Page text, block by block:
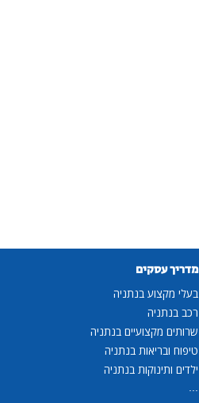
מדריך עסקים
בעלי מקצוע בנתניה
רכב בנתניה
שרותים מקצועיים בנתניה
טיפוח ובריאות בנתניה
ילדים ותינוקות בנתניה
...